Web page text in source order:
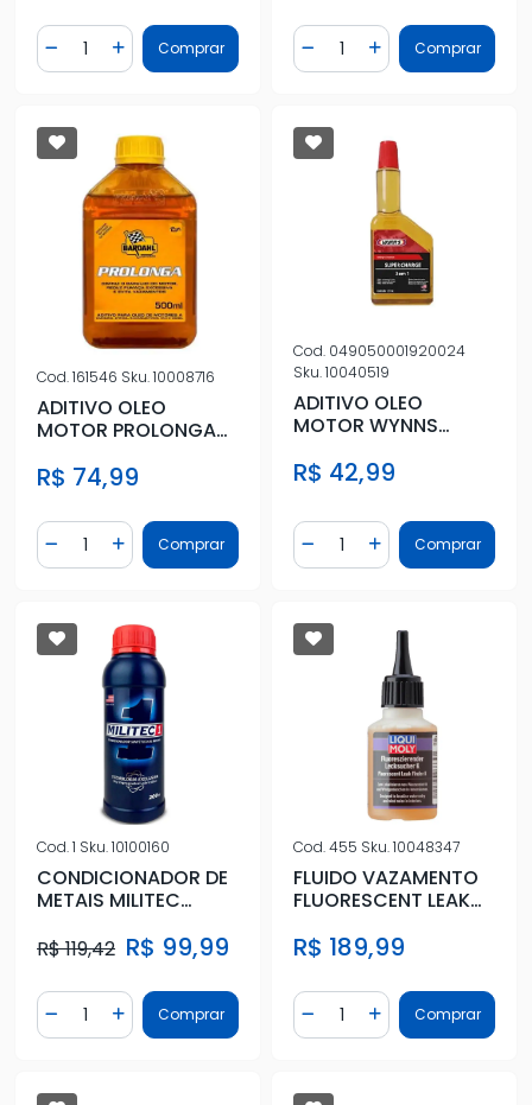
Diminuir Quantidade
Quantidade
Adicionar Quantidade
Comprar Diminuir Quantidade
Quantidade
AdicionarComprar
Cod.161546 Sku.10008716
ADITIVO OLEO
MOTOR PROLONGA
R$ 74,99
Diminuir Quantidade
Quantidade
Adicionar Quantidade
Comprar
Cod. 049050001920024
Sku.10040519
ADITIVO OLEO
MOTOR WYNNS
R$ 42,99
Diminuir Quantidade
Quantidade
AdicionarComprar
Cod.1 Sku.10100160
CONDICIONADOR DE
METAIS MILITEC
R$ 119,42 R$ 99,99
Diminuir Quantidade
Quantidade
Adicionar Quantidade
Comprar
Cod.455 Sku.10048347
FLUIDO VAZAMENTO
FLUORESCENT LEAK
R$ 189,99
Diminuir Quantidade
Quantidade
AdicionarComprar